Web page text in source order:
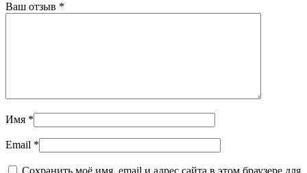
Ваш отзыв *
Имя *
Email *